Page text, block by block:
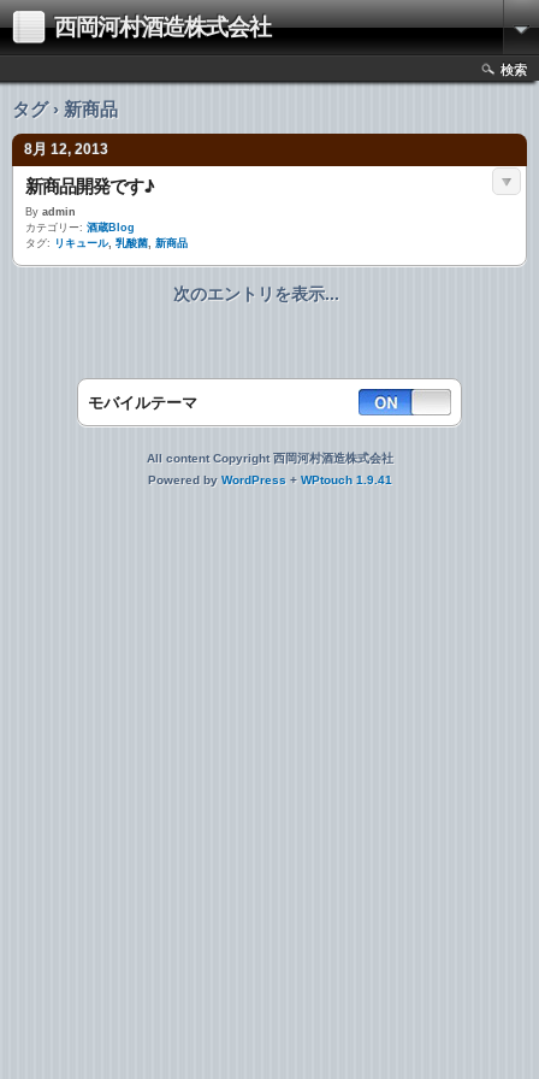
西岡河村酒造株式会社
検索
タグ › 新商品
8月 12, 2013
新商品開発です♪
By admin
カテゴリー: 酒蔵Blog
タグ: リキュール, 乳酸菌, 新商品
次のエントリを表示...
モバイルテーマ
All content Copyright 西岡河村酒造株式会社
Powered by WordPress + WPtouch 1.9.41